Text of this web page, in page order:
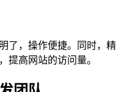
了，操作便捷。同时，精
提高网站的访问量。